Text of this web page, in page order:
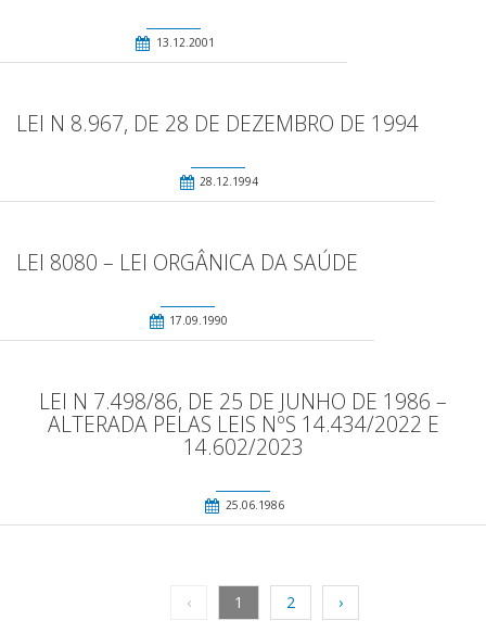
13.12.2001
LEI N 8.967, DE 28 DE DEZEMBRO DE 1994
28.12.1994
LEI 8080 – LEI ORGÂNICA DA SAÚDE
17.09.1990
LEI N 7.498/86, DE 25 DE JUNHO DE 1986 –
ALTERADA PELAS LEIS NºS 14.434/2022 E
14.602/2023
25.06.1986
‹ 1 2 ›